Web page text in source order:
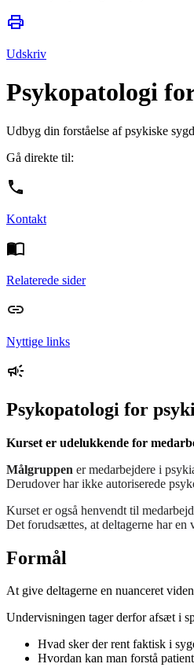
Udskriv
Psykopatologi
Udbyg din forståelse af psykiske
Gå direkte til:
Kontakt
Relaterede sider
Nyttige links
Psykopatologi for
Kurset er udelukkende for
Målgruppen er medarbejdere i
Derudover har ikke autoriserede
Kurset er også henvendt til
Det forudsættes, at deltagerne har
Formål
At give deltagerne en nuanceret
Undervisningen tager derfor afsæt i
Hvad sker der rent faktisk i
Hvordan kan man forstå